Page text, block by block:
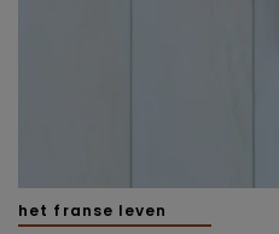
het franse leven